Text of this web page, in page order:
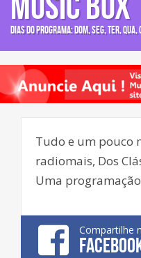
Dias do programa: dom, seg, ter,
Tudo e um pouco
radiomais, Dos
Uma
Compartilhe